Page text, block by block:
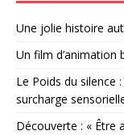
Une jolie histoire
Un film d’animation
Le Poids du silence
surcharge
Découverte : « Être